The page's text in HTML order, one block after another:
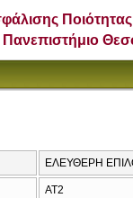
Ποιότητας
Πανεπιστήμιο
ΕΛΕΥΘΕΡΗ
ΑΤ2